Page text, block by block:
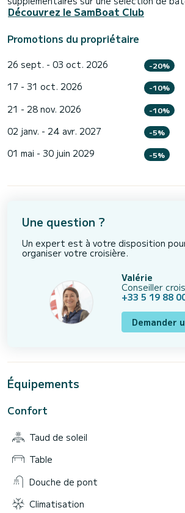
Découvrez le SamBoat Club
Promotions du propriétaire
26 sept. - 03 oct. 2026 -20%
17 - 31 oct. 2026 -10%
21 - 28 nov. 2026 -10%
02 janv. - 24 avr. 2027 -5%
01 mai - 30 juin 2029 -5%
Une question ?
Un expert est à votre disposition
organiser votre croisière.
Valérie
Conseiller
+33 5 19 88
Demander
Équipements
Confort
Taud de soleil
Table
Douche de pont
Climatisation